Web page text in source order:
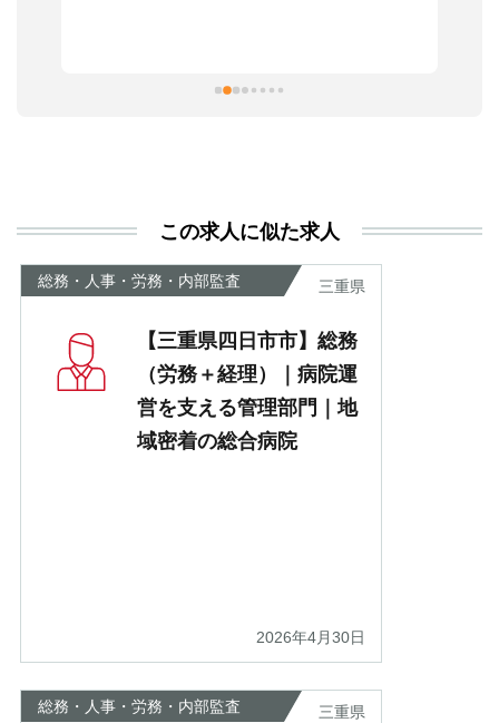
が
この求人に似た求人
総務・人事・労務・内部監査 三重県
【三重県四日市市】総務
（労務＋経理）｜病院運
営を支える管理部門｜地
域密着の総合病院
2026年4月30日
総務・人事・労務・内部監査 三重県